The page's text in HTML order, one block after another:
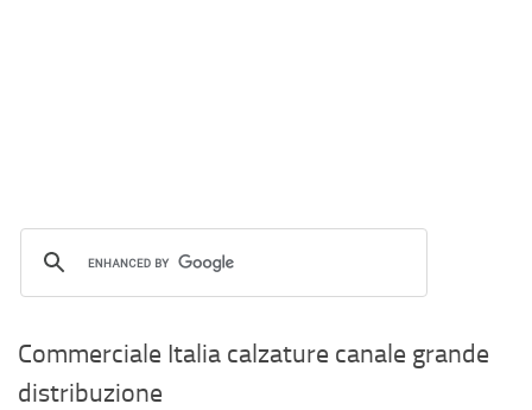
Commerciale Italia calzature canale grande
distribuzione